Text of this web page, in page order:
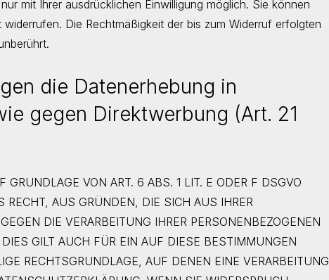
mit Ihrer ausdrücklichen Einwilligung möglich. Sie können
Die Rechtmäßigkeit der bis zum Widerruf erfolgten
die Datenerhebung in
gegen Direktwerbung (Art. 21
GRUNDLAGE VON ART. 6 ABS. 1 LIT. E ODER F DSGVO
RECHT, AUS GRÜNDEN, DIE SICH AUS IHRER
DIE VERARBEITUNG IHRER PERSONENBEZOGENEN
GILT AUCH FÜR EIN AUF DIESE BESTIMMUNGEN
RECHTSGRUNDLAGE, AUF DENEN EINE VERARBEITUNG